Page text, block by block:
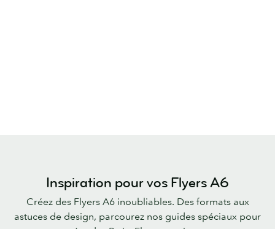
Inspiration pour vos Flyers A6
Créez des Flyers A6 inoubliables. Des formats aux
astuces de design, parcourez nos guides spéciaux pour